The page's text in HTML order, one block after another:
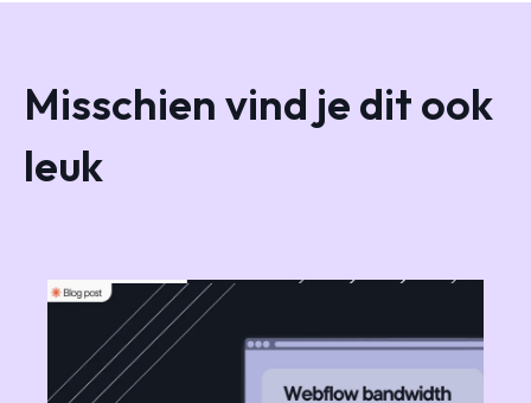
Misschien vind je dit ook
leuk